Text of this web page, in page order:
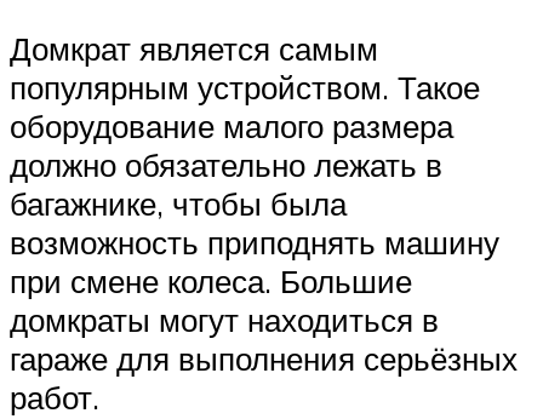
Домкрат является самым
популярным устройством. Такое
оборудование малого размера
должно обязательно лежать в
багажнике, чтобы была
возможность приподнять машину
при смене колеса. Большие
домкраты могут находиться в
гараже для выполнения серьёзных
работ.